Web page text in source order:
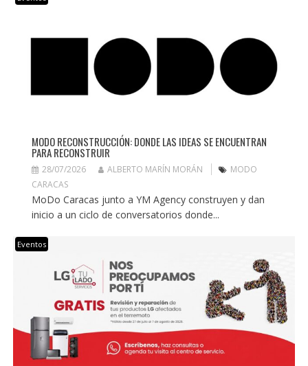
MODO RECONSTRUCCIÓN: DONDE LAS IDEAS SE ENCUENTRAN
PARA RECONSTRUIR
28/07/2026 ALBERTO MARÍN MORÁN
MODO
CARACAS
MoDo Caracas junto a YM Agency construyen y dan
inicio a un ciclo de conversatorios donde...
Eventos